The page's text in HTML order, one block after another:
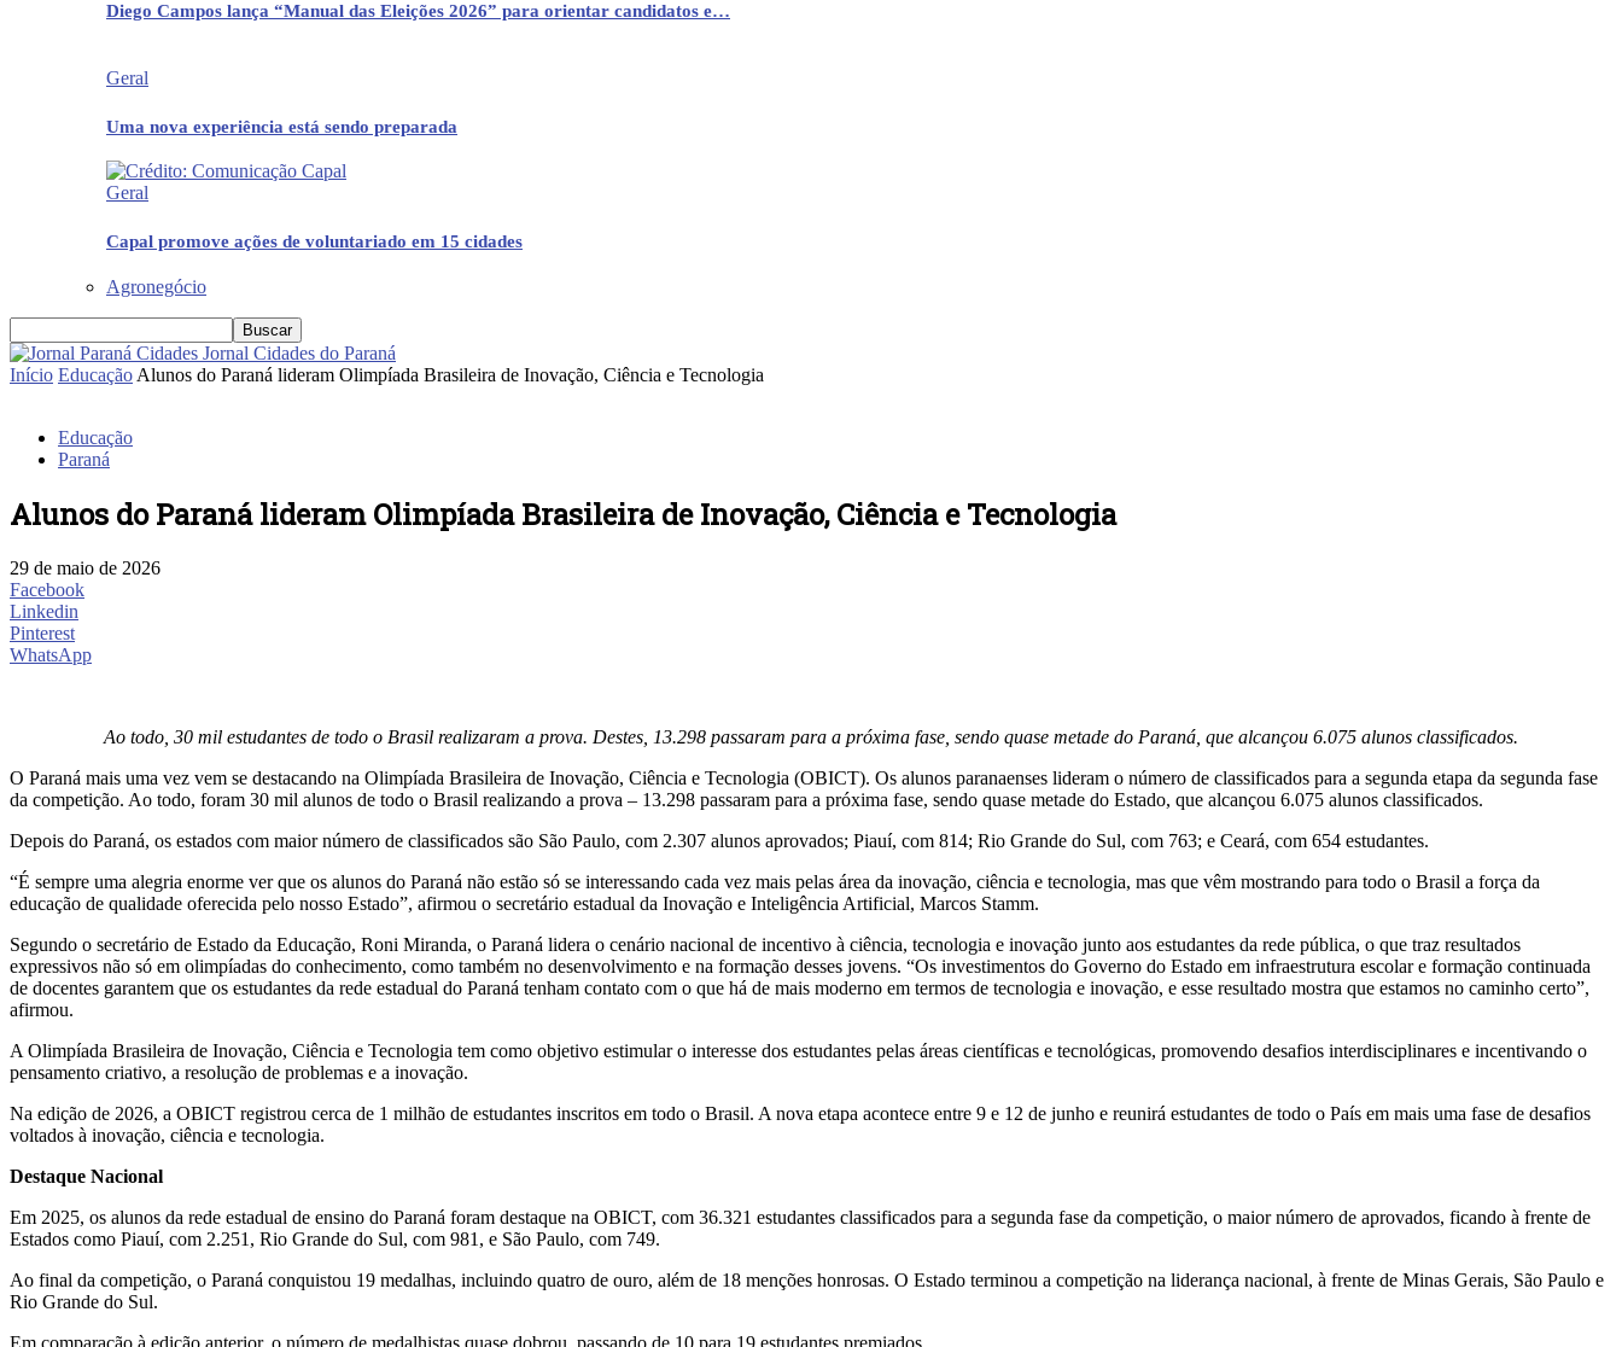
Diego Campos lança “Manual das Eleições 2026” para orientar candidatos e…
Geral
Uma nova experiência está sendo preparada
Geral
Capal promove ações de voluntariado em 15 cidades
Agronegócio
Jornal Cidades do Paraná
Início Educação Alunos do Paraná lideram Olimpíada Brasileira de Inovação, Ciência e Tecnologia
Educação
Paraná
Alunos do Paraná lideram Olimpíada Brasileira de Inovação, Ciência e Tecnologia
29 de maio de 2026
Facebook
Linkedin
Pinterest
WhatsApp
Ao todo, 30 mil estudantes de todo o Brasil realizaram a prova. Destes, 13.298 passaram para a próxima fase, sendo quase metade do Paraná, que alcançou 6.075 alunos classificados.
O Paraná mais uma vez vem se destacando na Olimpíada Brasileira de Inovação, Ciência e Tecnologia (OBICT). Os alunos paranaenses lideram o número de classificados para a segunda etapa da segunda fase
da competição. Ao todo, foram 30 mil alunos de todo o Brasil realizando a prova – 13.298 passaram para a próxima fase, sendo quase metade do Estado, que alcançou 6.075 alunos classificados.
Depois do Paraná, os estados com maior número de classificados são São Paulo, com 2.307 alunos aprovados; Piauí, com 814; Rio Grande do Sul, com 763; e Ceará, com 654 estudantes.
“É sempre uma alegria enorme ver que os alunos do Paraná não estão só se interessando cada vez mais pelas área da inovação, ciência e tecnologia, mas que vêm mostrando para todo o Brasil a força da
educação de qualidade oferecida pelo nosso Estado”, afirmou o secretário estadual da Inovação e Inteligência Artificial, Marcos Stamm.
Segundo o secretário de Estado da Educação, Roni Miranda, o Paraná lidera o cenário nacional de incentivo à ciência, tecnologia e inovação junto aos estudantes da rede pública, o que traz resultados
expressivos não só em olimpíadas do conhecimento, como também no desenvolvimento e na formação desses jovens. “Os investimentos do Governo do Estado em infraestrutura escolar e formação continuada
de docentes garantem que os estudantes da rede estadual do Paraná tenham contato com o que há de mais moderno em termos de tecnologia e inovação, e esse resultado mostra que estamos no caminho certo”,
afirmou.
A Olimpíada Brasileira de Inovação, Ciência e Tecnologia tem como objetivo estimular o interesse dos estudantes pelas áreas científicas e tecnológicas, promovendo desafios interdisciplinares e incentivando o
pensamento criativo, a resolução de problemas e a inovação.
Na edição de 2026, a OBICT registrou cerca de 1 milhão de estudantes inscritos em todo o Brasil. A nova etapa acontece entre 9 e 12 de junho e reunirá estudantes de todo o País em mais uma fase de desafios
voltados à inovação, ciência e tecnologia.
Destaque Nacional
Em 2025, os alunos da rede estadual de ensino do Paraná foram destaque na OBICT, com 36.321 estudantes classificados para a segunda fase da competição, o maior número de aprovados, ficando à frente de
Estados como Piauí, com 2.251, Rio Grande do Sul, com 981, e São Paulo, com 749.
Ao final da competição, o Paraná conquistou 19 medalhas, incluindo quatro de ouro, além de 18 menções honrosas. O Estado terminou a competição na liderança nacional, à frente de Minas Gerais, São Paulo e
Rio Grande do Sul.
Em comparação à edição anterior, o número de medalhistas quase dobrou, passando de 10 para 19 estudantes premiados.